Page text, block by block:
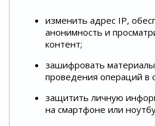
изменить адрес IP,
анонимность и
контент;
зашифровать
проведения операций в
защитить личную
на смартфоне или